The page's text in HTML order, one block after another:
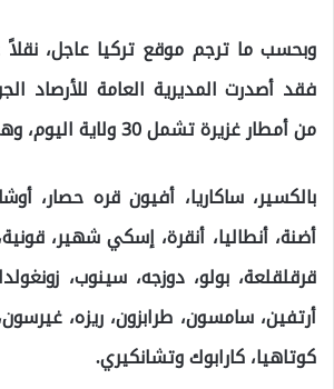
وبحسب ما ترجم موقع تركيا عاجل، نقلاً
من أمطار غزيرة تشمل 30 ولاية اليوم، وهي:
بالكسير، ساكاريا، أفيون قره حصار،
أضنة، أنطاليا، أنقرة، إسكي شهير،
قرقلقلعة، بولو، دوزجه، سينوب،
أرتفين، سامسون، طرابزون، ريزه،
كوتاهيا، كارابوك وتشانكيري.